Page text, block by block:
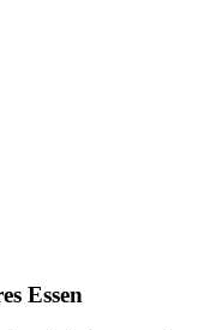
Essen